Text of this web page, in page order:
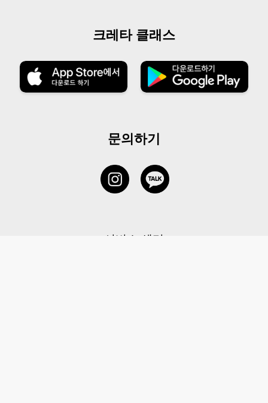
크레타 클래스
문의하기
서비스 센터